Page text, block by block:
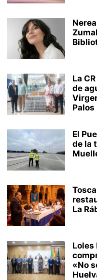
La
de
Palos
El
de la
La
Loles
«No